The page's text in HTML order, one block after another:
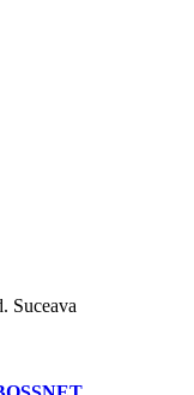
Suceava